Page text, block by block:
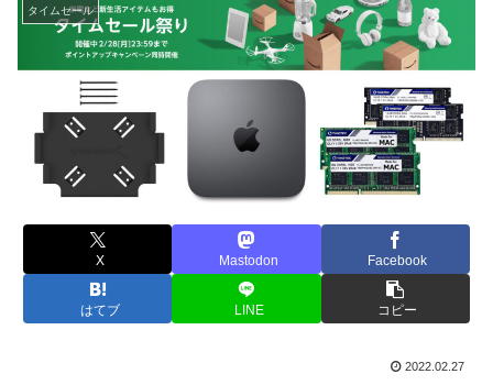
タイムセール
X Mastodon Facebook
はてブ LINE コピー
2022.02.27